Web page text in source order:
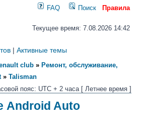
FAQ
Поиск Правила
Текущее время: 7.08.2026 14:42
| Активные темы
club » Ремонт, обслуживание,
» Talisman
пояс: UTC + 2 часа [ Летнее время ]
Android Auto